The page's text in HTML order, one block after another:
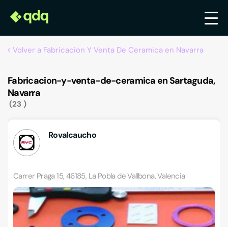
Volver a Fabricacion Y Venta De Ceramica en Navarra
Fabricacion-y-venta-de-ceramica en Sartaguda,
Navarra
23
Rovalcaucho
Carrer Praga 15, 46185, La Pobla de Vallbona, Valencia